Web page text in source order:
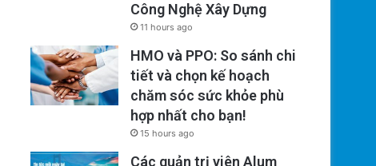
Công Nghệ Xây Dựng
11 hours ago
HMO và PPO: So sánh chi
tiết và chọn kế hoạch
chăm sóc sức khỏe phù
hợp nhất cho bạn!
15 hours ago
Các quản trị viên Alum